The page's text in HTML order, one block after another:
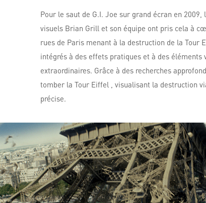
Pour le saut de G.I. Joe sur grand écran en
visuels Brian Grill et son équipe ont pris cela à
rues de Paris menant à la destruction de la Tour
intégrés à des effets pratiques et à des éléments
extraordinaires. Grâce à des recherches
tomber la Tour Eiffel , visualisant la destruction
précise.